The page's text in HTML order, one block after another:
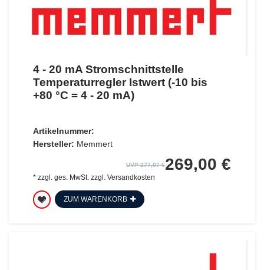
4 - 20 mA Stromschnittstelle
Temperaturregler Istwert (-10 bis
+80 °C = 4 - 20 mA)
Artikelnummer:
Hersteller: Memmert
UVP 277,07 €269,00 €
* zzgl. ges. MwSt. zzgl. Versandkosten
ZUM WARENKORB